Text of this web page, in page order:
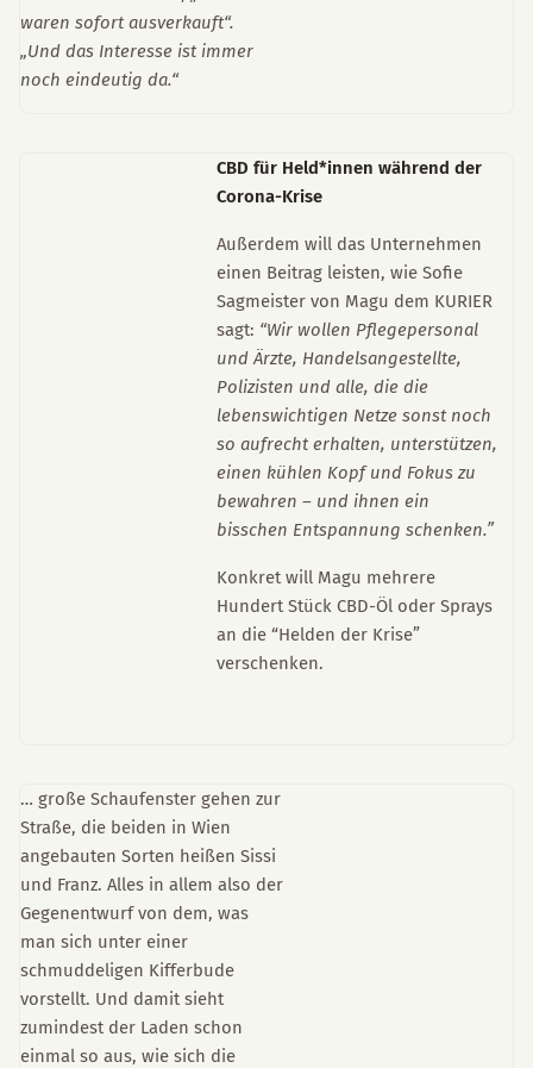
waren sofort ausverkauft“.
„Und das Interesse ist immer
noch eindeutig da.“
CBD für Held*innen während der
Corona-Krise
Außerdem will das Unternehmen
einen Beitrag leisten, wie Sofie
Sagmeister von Magu dem KURIER
sagt: “Wir wollen Pflegepersonal
und Ärzte, Handelsangestellte,
Polizisten und alle, die die
lebenswichtigen Netze sonst noch
so aufrecht erhalten, unterstützen,
einen kühlen Kopf und Fokus zu
bewahren – und ihnen ein
bisschen Entspannung schenken.”
Konkret will Magu mehrere
Hundert Stück CBD-Öl oder Sprays
an die “Helden der Krise”
verschenken.
… große Schaufenster gehen zur
Straße, die beiden in Wien
angebauten Sorten heißen Sissi
und Franz. Alles in allem also der
Gegenentwurf von dem, was
man sich unter einer
schmuddeligen Kifferbude
vorstellt. Und damit sieht
zumindest der Laden schon
einmal so aus, wie sich die